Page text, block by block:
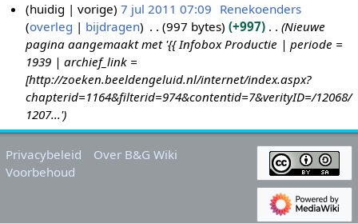
1
1
huidig vorige 7 jul 2011 07:09 Renekoenders
overleg
bijdragen 997 bytes +997
Nieuwe
pagina aangemaakt met '{{ Infobox Productie | periode =
1939 | archief_link =
[http://zoeken.beeldengeluid.nl/internet/index.aspx?
chapterid=1164&filterid=974&contentid=7&verityID=/12068/
1207...'
Privacybeleid
Over B&G Wiki
Voorbehoud